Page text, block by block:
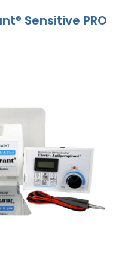
Sensitive PRO